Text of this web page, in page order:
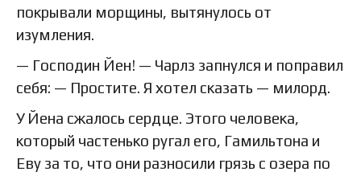
покрывали морщины, вытянулось от
изумления.
— Господин Йен! — Чарлз запнулся и поправил
себя: — Простите. Я хотел сказать — милорд.
У Йена сжалось сердце. Этого человека,
который частенько ругал его, Гамильтона и
Еву за то, что они разносили грязь с озера по